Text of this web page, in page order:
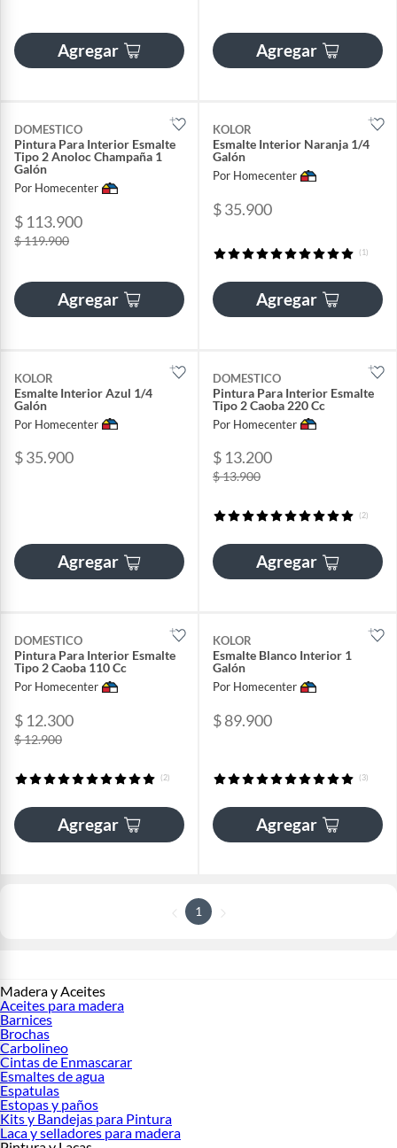
Agregar Agregar
DOMESTICO
Pintura Para Interior Esmalte
Tipo 2 Anoloc Champaña 1
Galón
Por Homecenter
$ 113.900
$ 119.900
Agregar
KOLOR
Esmalte Interior Naranja 1/4
Galón
Por Homecenter
$ 35.900
(1)
Agregar
KOLOR
Esmalte Interior Azul 1/4
Galón
Por Homecenter
$ 35.900
Agregar
DOMESTICO
Pintura Para Interior Esmalte
Tipo 2 Caoba 220 Cc
Por Homecenter
$ 13.200
$ 13.900
(2)
Agregar
DOMESTICO
Pintura Para Interior Esmalte
Tipo 2 Caoba 110 Cc
Por Homecenter
$ 12.300
$ 12.900
(2)
Agregar
KOLOR
Esmalte Blanco Interior 1
Galón
Por Homecenter
$ 89.900
(3)
Agregar
1
Madera y Aceites
Aceites para madera
Barnices
Brochas
Carbolineo
Cintas de Enmascarar
Esmaltes de agua
Espatulas
Estopas y paños
Kits y Bandejas para Pintura
Laca y selladores para madera